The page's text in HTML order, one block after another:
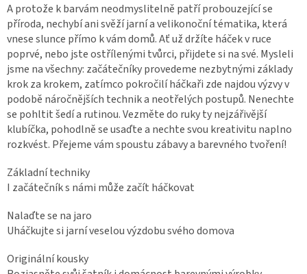
A protože k barvám neodmyslitelně patří probouzející se
příroda, nechybí ani svěží jarní a velikonoční tématika, která
vnese slunce přímo k vám domů. Ať už držíte háček v ruce
poprvé, nebo jste ostřílenými tvůrci, přijdete si na své. Mysleli
jsme na všechny: začátečníky provedeme nezbytnými základy
krok za krokem, zatímco pokročilí háčkaři zde najdou výzvy v
podobě náročnějších technik a neotřelých postupů. Nenechte
se pohltit šedí a rutinou. Vezměte do ruky ty nejzářivější
klubíčka, pohodlně se usaďte a nechte svou kreativitu naplno
rozkvést. Přejeme vám spoustu zábavy a barevného tvoření!
Základní techniky
I začátečník s námi může začít háčkovat
Nalaďte se na jaro
Uháčkujte si jarní veselou výzdobu svého domova
Originální kousky